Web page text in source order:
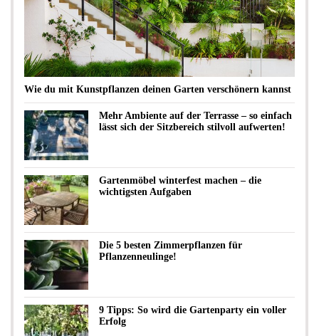
Wie du mit Kunstpflanzen deinen Garten verschönern kannst
Mehr Ambiente auf der Terrasse – so einfach
lässt sich der Sitzbereich stilvoll aufwerten!
Gartenmöbel winterfest machen – die
wichtigsten Aufgaben
Die 5 besten Zimmerpflanzen für
Pflanzenneulinge!
9 Tipps: So wird die Gartenparty ein voller
Erfolg